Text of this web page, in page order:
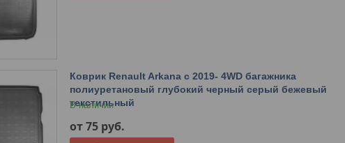
Коврик Renault Arkana c 2019- 4WD багажника
полиуретановый глубокий черный серый бежевый
текстильный
В наличии
от 75 руб.